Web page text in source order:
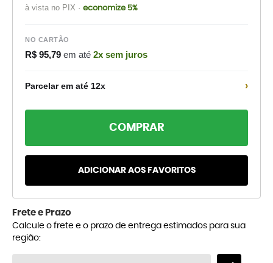
à vista no PIX · economize 5%
NO CARTÃO
R$ 95,79 em até 2x sem juros
Parcelar em até 12x ›
COMPRAR
ADICIONAR AOS FAVORITOS
Frete e Prazo
Calcule o frete e o prazo de entrega estimados para sua
região: